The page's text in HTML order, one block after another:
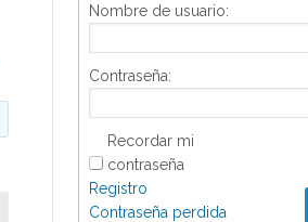
Nombre de usuario:
Contraseña:
Recordar mi
contraseña
Registro
Contraseña perdida